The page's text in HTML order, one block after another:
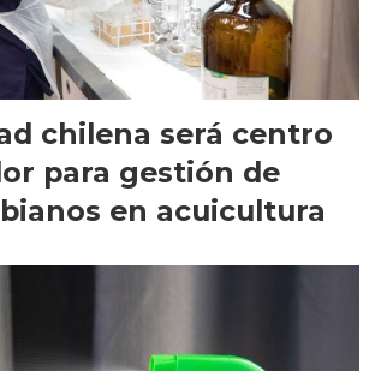
chilena será centro
para gestión de
en acuicultura